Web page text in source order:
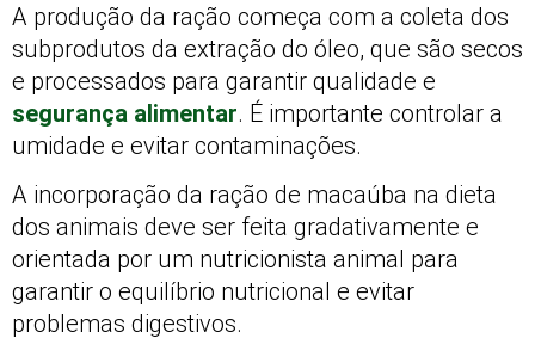
A produção da ração começa com a coleta dos
subprodutos da extração do óleo, que são secos
e processados para garantir qualidade e
segurança alimentar. É importante controlar a
umidade e evitar contaminações.
A incorporação da ração de macaúba na dieta
dos animais deve ser feita gradativamente e
orientada por um nutricionista animal para
garantir o equilíbrio nutricional e evitar
problemas digestivos.